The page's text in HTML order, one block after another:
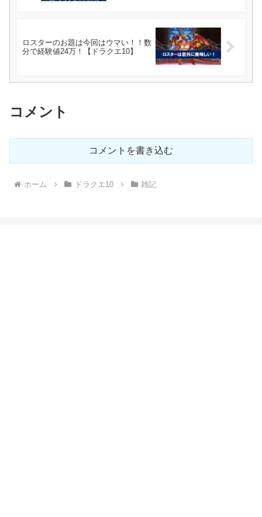
ロスターのお題は今回はウマい！！数
分で経験値24万！【ドラクエ10】
コメント
コメントを書き込む
ホーム ドラクエ10 雑記